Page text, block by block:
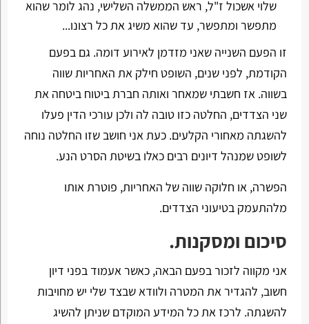
שלוי אשכול ז"ל, ראש הממשלה השלישי, נהג לומר שהוא
מתפשר ומתפשר, עד שהוא משיג את כל רצונו...
זו הפעם השנייה שאני מזדמן לאירוע דומה. גם בפעם
הקודמת, לפני שנים, השופט חילק את האחריות שווה
בשווה. אז חשבתי שמאחר ואותה חברת ביטוח ביטחה את
שני הצדדים, החלטה כזו טובה לה ולכן עורכי הדין פעלו
להשגתה מאחורי הקלעים. כעת אני חושב שזו החלטה נוחה
לשופט שמנהל דיונים רבים כאלו בשיטת הסרט הנע.
הפשרה, או חלוקה שווה של האחריות, פוטרת אותו
מלהתעמק בטיעוני הצדדים.
סיכום ומסקנות.
אני מקווה לזכור בפעם הבאה, כאשר אעמוד בפני דיון
חשוב, להגדיר את המטרה ולוודא שבצד שלי יש מחויבות
להשגתה. לרכז את כל המידע המוקדם שניתן להשיג